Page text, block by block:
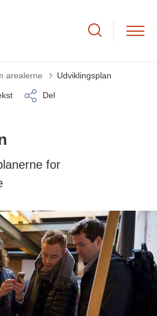
til
arealerne Udviklingsplan
Del
for